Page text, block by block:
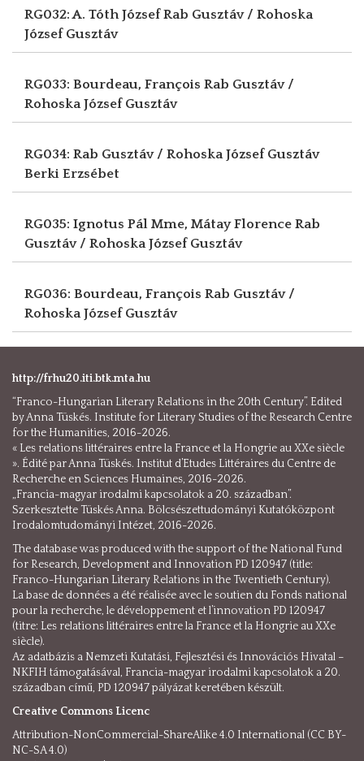
RG032: A. Tóth JózsefRab Gusztáv / Rohoska
József Gusztáv
RG033: Bourdeau, François Rab Gusztáv /
Rohoska József Gusztáv
RG034: Rab Gusztáv / Rohoska József Gusztáv
Berki Erzsébet
RG035: Ignotus Pál Mme, Mátay Florence Rab
Gusztáv / Rohoska József Gusztáv
RG036: Bourdeau, François Rab Gusztáv /
Rohoska József Gusztáv
http://frhu20.iti.btk.mta.hu
“Franco-Hungarian Literary Relations in the 20th Century”. Edited
by Anna Tüskés. Institute for Literary Studies of the Research Centre
for the Humanities, 2016-2026.
« Les relations littéraires entre la France et la Hongrie au XXe siècle
». Édité par Anna Tüskés. Institut d’Etudes Littéraires du Centre de
Recherche en Sciences Humaines, 2016-2026.
„Francia-magyar irodalmi kapcsolatok a 20. században”.
Szerkesztette Tüskés Anna. Bölcsészettudományi Kutatóközpont
Irodalomtudományi Intézet, 2016-2026.
The database was produced with the support of the National Fund
for Research, Development and Innovation PD 120947 (title:
Franco-Hungarian Literary Relations in the Twentieth Century).
La base de données a été réalisée avec le soutien du Fonds national
pour la recherche, le développement et l’innovation PD 120947
(titre: Les relations littéraires entre la France et la Hongrie au XXe
siècle).
Az adatbázis a Nemzeti Kutatási, Fejlesztési és Innovációs Hivatal –
NKFIH támogatásával, Francia-magyar irodalmi kapcsolatok a 20.
században című, PD 120947 pályázat keretében készült.
Creative Commons Licenc
Attribution-NonCommercial-ShareAlike 4.0 International (CC BY-
NC-SA 4.0)